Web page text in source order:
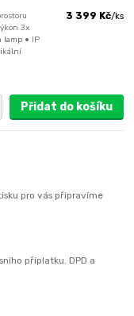
3x
lamp • IP
3 399 Kč/ks
Přidat do košíku
pro vás připravíme
příplatku. DPD a